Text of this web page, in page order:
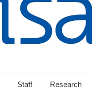
Staff Research